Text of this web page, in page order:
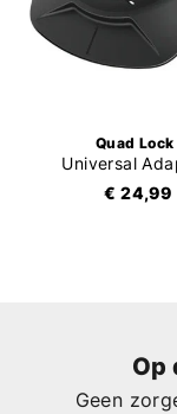
Quad Lock
Universal
€ 24,99
Op
Geen